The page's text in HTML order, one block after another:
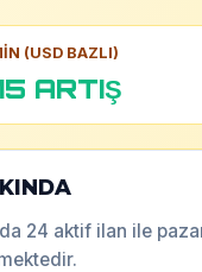
(USD BAZLI)
ARTIŞ
24 aktif ilan ile